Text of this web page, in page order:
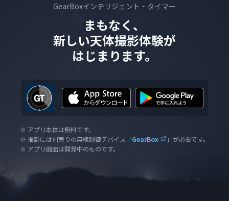
GearBoxインテリジェント・タイマー
まもなく、
新しい天体撮影体験が
はじまります。
※ アプリ本体は無料です。
※ 撮影には別売りの無線制御デバイス「GearBox
」が必要です。
※ アプリ画面は開発中のものです。